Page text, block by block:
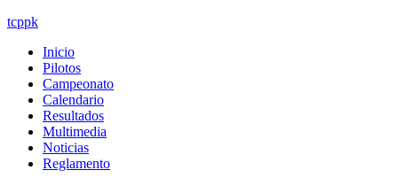
tcppk
Inicio
Pilotos
Campeonato
Calendario
Resultados
Multimedia
Noticias
Reglamento